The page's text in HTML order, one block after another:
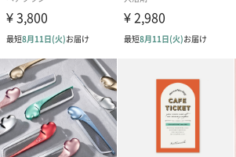
ハンドタオル・ハンカチを同梱してお届け
の＋αにおすすめです。